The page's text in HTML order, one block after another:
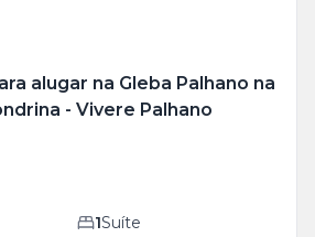
alugar na Gleba Palhano na
- Vivere Palhano
1Suíte